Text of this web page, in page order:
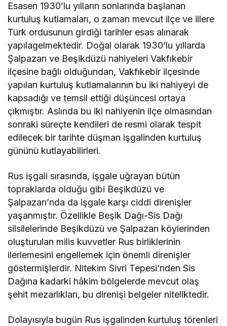
Esasen 1930’lu yılların sonlarında başlanan
kurtuluş kutlamaları, o zaman mevcut ilçe ve illere
Türk ordusunun girdiği tarihler esas alınarak
yapılagelmektedir. Doğal olarak 1930’lu yıllarda
Şalpazarı ve Beşikdüzü nahiyeleri Vakfıkebir
ilçesine bağlı olduğundan, Vakfıkebir ilçesinde
yapılan kurtuluş kutlamalarının bu iki nahiyeyi de
kapsadığı ve temsil ettiği düşüncesi ortaya
çıkmıştır. Aslında bu iki nahiyenin ilçe olmasından
sonraki süreçte kendileri de resmi olarak tespit
edilecek bir tarihte düşman işgalinden kurtuluş
gününü kutlayabilirleri.
Rus işgali sırasında, işgale uğrayan bütün
topraklarda olduğu gibi Beşikdüzü ve
Şalpazarı’nda da işgale karşı ciddi direnişler
yaşanmıştır. Özellikle Beşik Dağı-Sis Dağı
silsilelerinde Beşikdüzü ve Şalpazarı köylerinden
oluşturulan milis kuvvetler Rus birliklerinin
ilerlemesini engellemek için önemli direnişler
göstermişlerdir. Nitekim Sivri Tepesi’nden Sis
Dağına kadarki hâkim bölgelerde mevcut olaş
şehit mezarlıkları, bu direnişi belgeler niteliktedir.
Dolayısıyla bugün Rus işgalinden kurtuluş törenleri